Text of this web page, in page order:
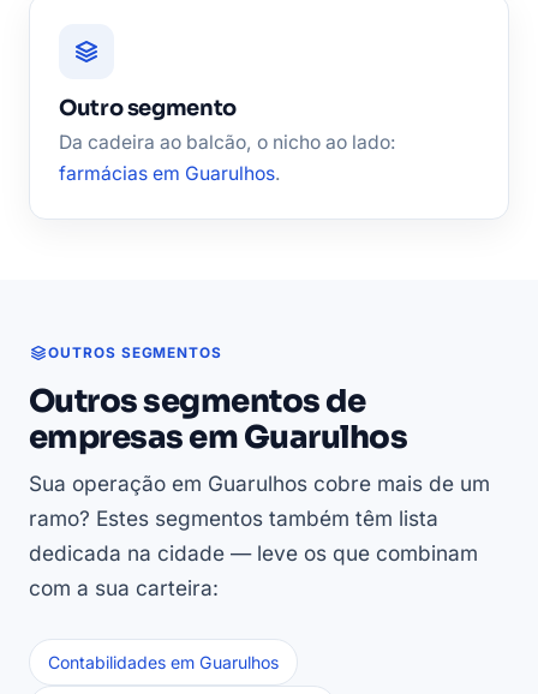
Outro segmento
Da cadeira ao balcão, o nicho ao lado:
farmácias em Guarulhos.
OUTROS SEGMENTOS
Outros segmentos de
empresas em Guarulhos
Sua operação em Guarulhos cobre mais de um
ramo? Estes segmentos também têm lista
dedicada na cidade — leve os que combinam
com a sua carteira:
Contabilidades em Guarulhos